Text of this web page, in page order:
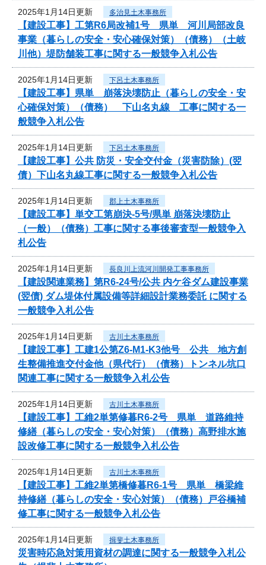
2025年1月14日更新 多治見土木事務所
【建設工事】工第R6局改補1号 県単 河川局部改良
事業（暮らしの安全・安心確保対策）（債務）（土岐
川他）堤防舗装工事に関する一般競争入札公告
2025年1月14日更新 下呂土木事務所
【建設工事】県単 崩落決壊防止（暮らしの安全・安
心確保対策）（債務） 下山名丸線 工事に関する一
般競争入札公告
2025年1月14日更新 下呂土木事務所
【建設工事】公共 防災・安全交付金（災害防除）(翌
債）下山名丸線工事に関する一般競争入札公告
2025年1月14日更新 郡上土木事務所
【建設工事】単交工第崩決-5号/県単 崩落決壊防止
（一般）（債務）工事に関する事後審査型一般競争入
札公告
2025年1月14日更新 長良川上流河川開発工事事務所
【建設関連業務】第R6-24号/公共 内ケ谷ダム建設事業
(翌債) ダム堤体付属設備等詳細設計業務委託 に関する
一般競争入札公告
2025年1月14日更新 古川土木事務所
【建設工事】工建1公第Z6-M1-K3他号 公共 地方創
生整備推進交付金他（県代行）（債務）トンネル坑口
関連工事に関する一般競争入札公告
2025年1月14日更新 古川土木事務所
【建設工事】工維2単第修暮R6-2号 県単 道路維持
修繕（暮らしの安全・安心対策）（債務）高野排水施
設改修工事に関する一般競争入札公告
2025年1月14日更新 古川土木事務所
【建設工事】工維2単第橋修暮R6-1号 県単 橋梁維
持修繕（暮らしの安全・安心対策）（債務）戸谷橋補
修工事に関する一般競争入札公告
2025年1月14日更新 揖斐土木事務所
災害時応急対策用資材の調達に関する一般競争入札公